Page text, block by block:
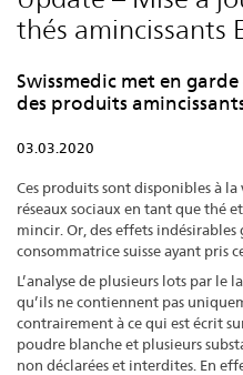
thés amincissants
Swissmedic met en
des produits
03.03.2020
Ces produits sont disponibles à
réseaux sociaux en tant que thé
mincir. Or, des effets
consommatrice suisse ayant pris
L’analyse de plusieurs lots par le
qu’ils ne contiennent pas
contrairement à ce qui est écrit
poudre blanche et plusieurs
non déclarées et interdites. En